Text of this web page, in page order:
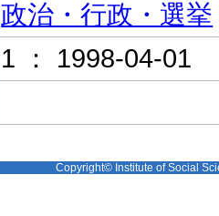
政治・行政・選挙
1 ： 1998-04-01
Copyright© Institute of Social